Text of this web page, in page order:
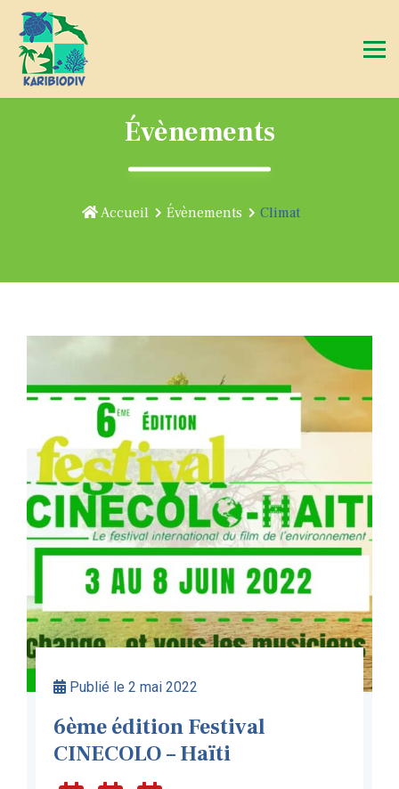
Évènements
Accueil Évènements Climat
Publié le 2 mai 2022
6ème édition Festival
CINECOLO – Haïti